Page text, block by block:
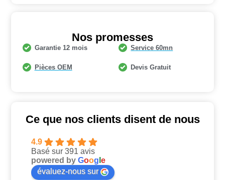
Nos promesses
Garantie 12 mois Service 60mn
Pièces OEM Devis Gratuit
Ce que nos clients disent de nous
4.9
Basé sur 391 avis
powered byGoog le
évaluez-nous sur